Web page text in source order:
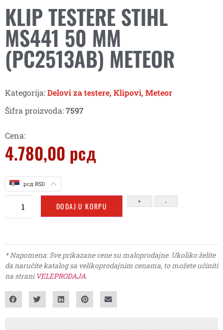
KLIP TESTERE STIHL
MS441 50 MM
(PC2513AB) METEOR
Kategorija:Delovi za testere, Klipovi, Meteor
Šifra proizvoda:7597
Cena:
4.780,00 рсд
рсд RSD
+ -
DODAJ U KORPU
* Napomena: Sve prikazane cene su maloprodajne. Ukoliko želite
da naručite katalog sa velikoprodajnim cenama, to možete učiniti
na straniVELEPRODAJA.